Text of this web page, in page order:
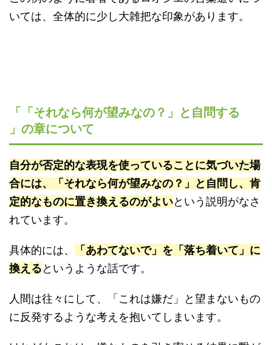
いては、全体的に少し大雑把な印象があります。
「「それなら何が望みなの？」と自問する
」の章について
自分が否定的な表現を使っていることに気づいた場
合には、「それなら何が望みなの？」と自問し、肯
定的なものに置き換えるのがよいという説明がなさ
れています。
具体的には、
「あわてないで」を「落ち着いて」に
換えるというような話です。
人間は往々にして、「これは嫌だ」と望まないもの
に反発するような考えを抱いてしまいます。